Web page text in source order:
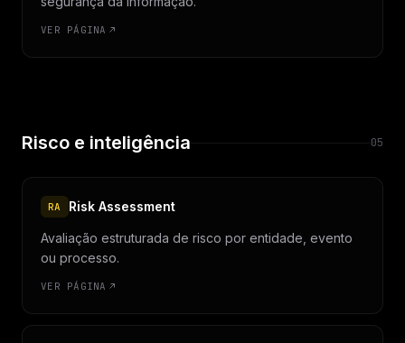
VER PÁGINA
Risco e inteligência 05
RA Risk Assessment
Avaliação estruturada de risco por entidade, evento
ou processo.
VER PÁGINA